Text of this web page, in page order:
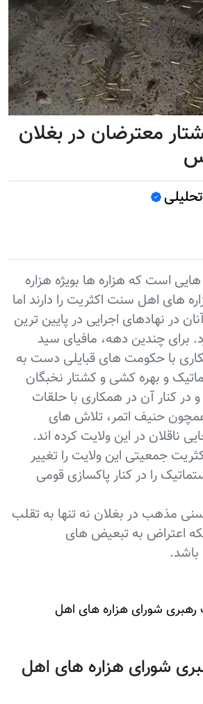
معترضان در بغلان
است که هزاره ها بويژه هزاره
های اهل سنت اکثریت را دارند اما
در نهادهای اجرایی در پایین ترین
برای چندین دهه، مافیای سید
با حکومت های قبایلی دست به
و بهره کشی و کشتار نخبگان
در کنار آن در همکاری با حلقات
همچون حنیف اتمر، تلاش های
ناقلان در این ولایت کرده اند.
جمعیتی این ولایت را تغییر
را در کنار پاکسازی قومی
مذهب در بغلان نه تنها به تقلب
اعتراض به تبعیض های
رهبری شورای هزاره های اهل
شورای هزاره های اهل